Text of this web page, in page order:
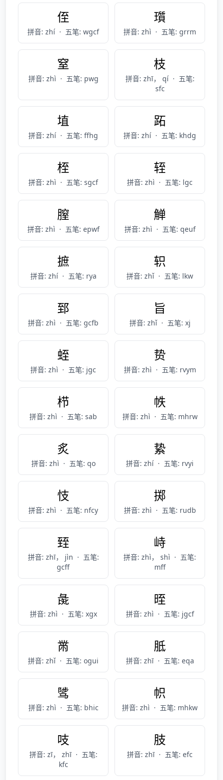
侄
拼音: zhí · 五笔: wgcf
瓆
拼音: zhì · 五笔: grrm
窒
拼音: zhì · 五笔: pwg
枝
拼音: zhī， qí · 五笔:
sfc
埴
拼音: zhí · 五笔: ffhg
跖
拼音: zhí · 五笔: khdg
桎
拼音: zhì · 五笔: sgcf
轾
拼音: zhì · 五笔: lgc
膣
拼音: zhì · 五笔: epwf
觯
拼音: zhì · 五笔: qeuf
摭
拼音: zhí · 五笔: rya
轵
拼音: zhǐ · 五笔: lkw
郅
拼音: zhì · 五笔: gcfb
旨
拼音: zhǐ · 五笔: xj
蛭
拼音: zhì · 五笔: jgc
贽
拼音: zhì · 五笔: rvym
栉
拼音: zhì · 五笔: sab
帙
拼音: zhì · 五笔: mhrw
炙
拼音: zhì · 五笔: qo
絷
拼音: zhí · 五笔: rvyi
忮
拼音: zhì · 五笔: nfcy
掷
拼音: zhì · 五笔: rudb
臸
拼音: zhī， jìn · 五笔:
gcff
峙
拼音: zhì， shì · 五笔:
mff
彘
拼音: zhì · 五笔: xgx
晊
拼音: zhì · 五笔: jgcf
黹
拼音: zhǐ · 五笔: ogui
胝
拼音: zhī · 五笔: eqa
骘
拼音: zhì · 五笔: bhic
帜
拼音: zhì · 五笔: mhkw
吱
拼音: zī， zhī · 五笔:
kfc
肢
拼音: zhī · 五笔: efc